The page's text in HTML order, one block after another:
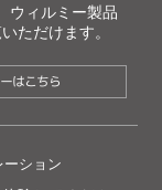
ウィルミー製品
ただけます。
はこちら
ーション